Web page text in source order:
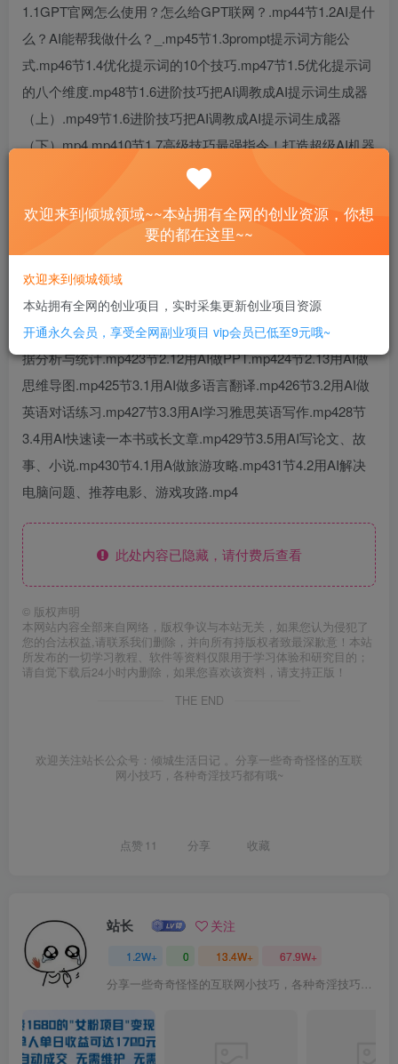
1.1GPT官网怎么使用？怎么给GPT联网？.mp44节1.2AI是什
么？AI能帮我做什么？_.mp45节1.3prompt提示词方能公
式.mp46节1.4优化提示词的10个技巧.mp47节1.5优化提示词
的八个维度.mp48节1.6进阶技巧把AI调教成AI提示词生成器
（上）.mp49节1.6进阶技巧把AI调教成AI提示词生成器
（下）mp4.mp410节1.7高级技巧最强指令！打造超级AI机器
人-上.mp411节1.7高级技巧最强指令！打造超级AI机器人-
告策划.mp414节2.3用AI做商业计划书.mp415节2.4用AI与营
销活动策划方案.mp416节2.5用AI做法律咨询顾问.mp417节
2.6用A来做产品策划.mp418节2.7用AI做市场调研.mp419节
2.8让AI模仿你的风格写短视频脚本.mp420节2.9用AI与爆款
小红书文案.mp421节2.10用AI写周报.mp422节2.11用AI做数
据分析与统计.mp423节2.12用AI做PPT.mp424节2.13用AI做
思维导图.mp425节3.1用AI做多语言翻译.mp426节3.2用AI做
英语对话练习.mp427节3.3用AI学习雅思英语写作.mp428节
3.4用AI快速读一本书或长文章.mp429节3.5用AI写论文、故
事、小说.mp430节4.1用A做旅游攻略.mp431节4.2用AI解决
电脑问题、推荐电影、游戏攻路.mp4
此处内容已隐藏，请付费后查看
© 版权声明
本网站内容全部来自网络，版权争议与本站无关，如果您认为侵犯了
您的合法权益,请联系我们删除，并向所有持版权者致最深歉意！本站
所发布的一切学习教程、软件等资料仅限用于学习体验和研究目的；
请自觉下载后24小时内删除，如果您喜欢该资料，请支持正版！
THE END
欢迎关注站长公众号：倾城生活日记 。分享一些奇奇怪怪的互联
网小技巧，各种奇淫技巧都有哦~
点赞 11 分享 收藏
站长 关注
1.2W+ 0 13.4W+ 67.9W+
欢迎来到倾城领域~~本站拥有全网的创业资源，你想
要的都在这里~~
欢迎来到倾城领域
本站拥有全网的创业项目，实时采集更新创业项目资源
开通永久会员，享受全网副业项目 vip会员已低至9元哦~